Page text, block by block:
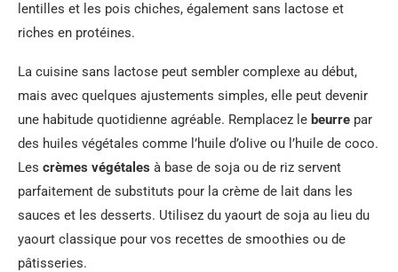
lentilles et les pois chiches, également sans lactose et
riches en protéines.
La cuisine sans lactose peut sembler complexe au début,
mais avec quelques ajustements simples, elle peut devenir
une habitude quotidienne agréable. Remplacez le beurre par
des huiles végétales comme l’huile d’olive ou l’huile de coco.
Les crèmes végétales à base de soja ou de riz servent
parfaitement de substituts pour la crème de lait dans les
sauces et les desserts. Utilisez du yaourt de soja au lieu du
yaourt classique pour vos recettes de smoothies ou de
pâtisseries.